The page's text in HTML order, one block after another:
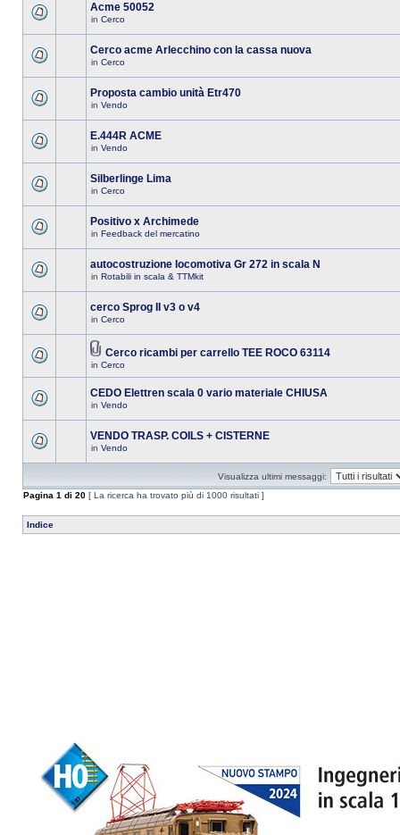
Acme 50052
in Cerco
Cerco acme Arlecchino con la cassa nuova
in Cerco
Proposta cambio unità Etr470
in Vendo
E.444R ACME
in Vendo
Silberlinge Lima
in Cerco
Positivo x Archimede
in Feedback del mercatino
autocostruzione locomotiva Gr 272 in scala N
in Rotabili in scala & TTMkit
cerco Sprog II v3 o v4
in Cerco
Cerco ricambi per carrello TEE ROCO 63114
in Cerco
CEDO Elettren scala 0 vario materiale CHIUSA
in Vendo
VENDO TRASP. COILS + CISTERNE
in Vendo
Visualizza ultimi messaggi:
Pagina 1 di 20 [ La ricerca ha trovato più di 1000 risultati ]
Indice